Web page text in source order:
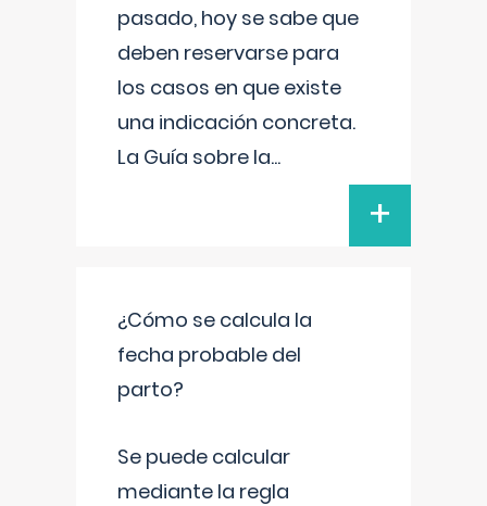
pasado, hoy se sabe que
deben reservarse para
los casos en que existe
una indicación concreta.
La Guía sobre la...
+
¿Cómo se calcula la
fecha probable del
parto?
Se puede calcular
mediante la regla